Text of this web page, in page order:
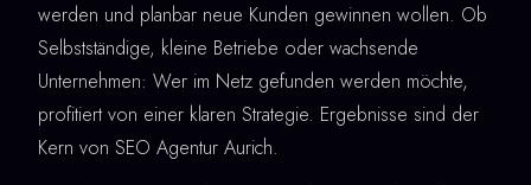
werden und planbar neue Kunden gewinnen wollen. Ob
Selbstständige, kleine Betriebe oder wachsende
Unternehmen: Wer im Netz gefunden werden möchte,
profitiert von einer klaren Strategie. Ergebnisse sind der
Kern von SEO Agentur Aurich.